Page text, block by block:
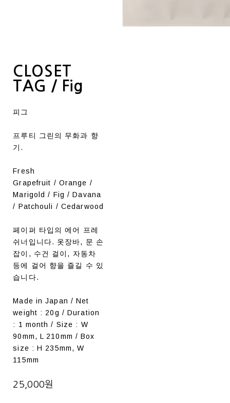
CLOSET
TAG / Fig
피그
프루티 그린의 무화과 향
기.
Fresh
Grapefruit / Orange /
Marigold / Fig / Davana
/ Patchouli / Cedarwood
페이퍼 타입의 에어 프레
쉬너입니다. 옷장바, 문 손
잡이, 수건 걸이, 자동차
등에 걸어 향을 즐길 수 있
습니다.
Made in Japan / Net
weight : 20g / Duration
: 1 month / Size : W
90mm, L 210mm / Box
size : H 235mm, W
115mm
25,000원